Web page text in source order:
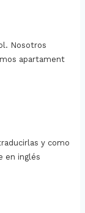
Nosotros
apartament
y como
en inglés